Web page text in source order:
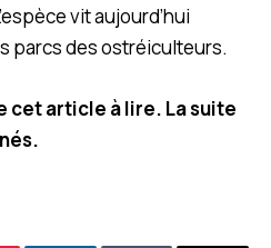
vit aujourd’hui
parcs des ostréiculteurs.
cet article à lire. La suite